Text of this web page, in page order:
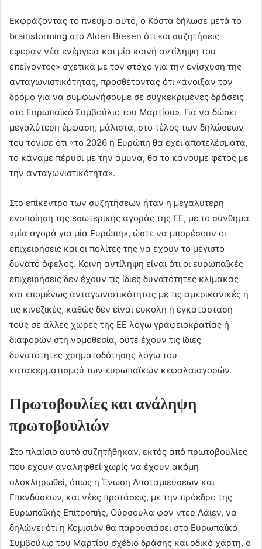
Εκφράζοντας το πνεύμα αυτό, ο Κόστα δήλωσε μετά το
brainstorming στο Alden Biesen ότι «οι συζητήσεις
έφεραν νέα ενέργεια και μία κοινή αντίληψη του
επείγοντος» σχετικά με τον στόχο για την ενίσχυση της
ανταγωνιστικότητας, προσθέτοντας ότι «άνοιξαν τον
δρόμο για να συμφωνήσουμε σε συγκεκριμένες δράσεις
στο Ευρωπαϊκό Συμβούλιο του Μαρτίου». Για να δώσει
μεγαλύτερη έμφαση, μάλιστα, στο τέλος των δηλώσεων
του τόνισε ότι «το 2026 η Ευρώπη θα έχει αποτελέσματα,
το κάναμε πέρυσι με την άμυνα, θα το κάνουμε φέτος με
την ανταγωνιστικότητα».
Στο επίκεντρο των συζητήσεων ήταν η μεγαλύτερη
ενοποίηση της εσωτερικής αγοράς της ΕΕ, με το σύνθημα
«μία αγορά για μία Ευρώπη», ώστε να μπορέσουν οι
επιχειρήσεις και οι πολίτες της να έχουν το μέγιστο
δυνατό όφελος. Κοινή αντίληψη είναι ότι οι ευρωπαϊκές
επιχειρήσεις δεν έχουν τις ίδιες δυνατότητες κλίμακας
και επομένως ανταγωνιστικότητας με τις αμερικανικές ή
τις κινεζικές, καθώς δεν είναι εύκολη η εγκατάστασή
τους σε άλλες χώρες της ΕΕ λόγω γραφειοκρατίας ή
διαφορών στη νομοθεσία, ούτε έχουν τις ίδιες
δυνατότητες χρηματοδότησης λόγω του
κατακερματισμού των ευρωπαϊκών κεφαλαιαγορών.
Πρωτοβουλίες και ανάληψη
πρωτοβουλιών
Στο πλαίσιο αυτό συζητήθηκαν, εκτός από πρωτοβουλίες
που έχουν αναληφθεί χωρίς να έχουν ακόμη
ολοκληρωθεί, όπως η Ένωση Αποταμιεύσεων και
Επενδύσεων, και νέες προτάσεις, με την πρόεδρο της
Ευρωπαϊκής Επιτροπής, Ούρσουλα φον ντερ Λάιεν, να
δηλώνει ότι η Κομισιόν θα παρουσιάσει στο Ευρωπαϊκό
Συμβούλιο του Μαρτίου σχέδιο δράσης και οδικό χάρτη, ο